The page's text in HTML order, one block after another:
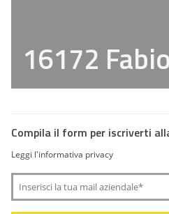
16172
Compila il form per iscriverti
Leggi l'informativa privacy